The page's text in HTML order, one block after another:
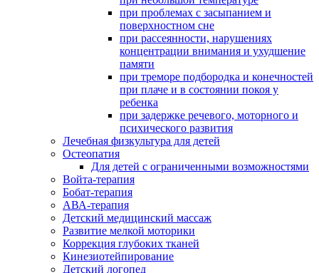
при проблемах с засыпанием и
поверхностном сне
при рассеянности, нарушениях
концентрации внимания и ухудшение
памяти
при треморе подбородка и конечностей
при плаче и в состоянии покоя у
ребенка
при задержке речевого, моторного и
психического развития
Лечебная физкультура для детей
Остеопатия
Для детей с ограниченными возможностями
Войта-терапия
Бобат-терапия
АВА-терапия
Детский медицинский массаж
Развитие мелкой моторики
Коррекция глубоких тканей
Кинезиотейпирование
Детский логопед